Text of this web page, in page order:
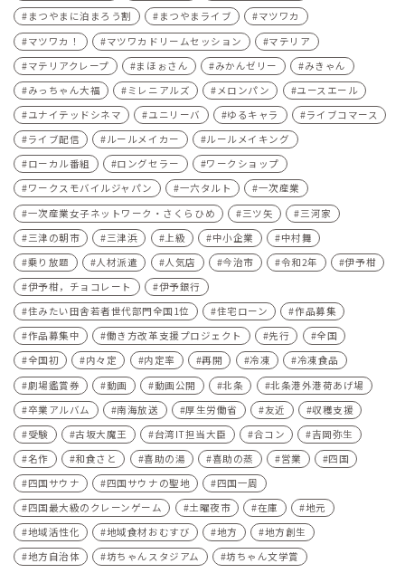
まつやまに泊まろう割
まつやまライブ
マツワカ
マツワカ！
マツワカドリームセッション
マテリア
マテリアクレープ
まほぉさん みかんゼリー
みきゃん
みっちゃん大福
ミレニアルズ メロンパン
ユースエール
ユナイテッドシネマ
ユニリーバ ゆるキャラ
ライブコマース
ライブ配信
ルールメイカー
ルールメイキング
ローカル番組
ロングセラー
ワークショップ
ワークスモバイルジャパン
一六タルト
一次産業
一次産業女子ネットワーク・さくらひめ
三ツ矢
三河家
三津の朝市
三津浜 上級 中小企業
中村舞
乗り放題
人材派遣 人気店 今治市 令和2年
伊予柑
伊予柑，チョコレート
伊予銀行
住みたい田舎若者世代部門全国1位
住宅ローン
作品募集
作品募集中
働き方改革支援プロジェクト 先行
全国
全国初
内々定 内定率 再開 冷凍
冷凍食品
劇場鑑賞券
動画 動画公開 北条
北条港外港荷あげ場
卒業アルバム
南海放送 厚生労働省 友近
収穫支援
受験
古坂大魔王 台湾IT担当大臣 合コン
吉岡弥生
名作
和食さと 喜助の湯 喜助の蒸 営業
四国
四国サウナ
四国サウナの聖地
四国一周
四国最大級のクレーンゲーム
土曜夜市 在庫
地元
地域活性化
地域食材おむすび 地方
地方創生
地方自治体
坊ちゃんスタジアム
坊ちゃん文学賞